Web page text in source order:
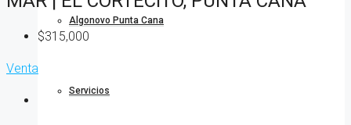
Algonovo Punta Cana
Servicios
$315,000
Venta